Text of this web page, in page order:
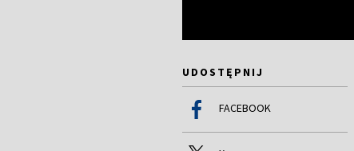
UDOSTĘPNIJ
FACEBOOK